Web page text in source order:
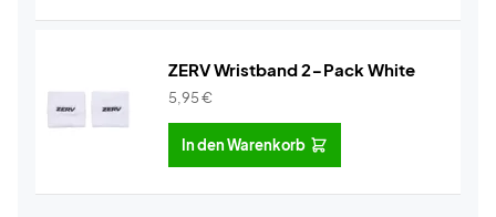
ZERV Wristband 2-Pack White
5,95€
In den Warenkorb